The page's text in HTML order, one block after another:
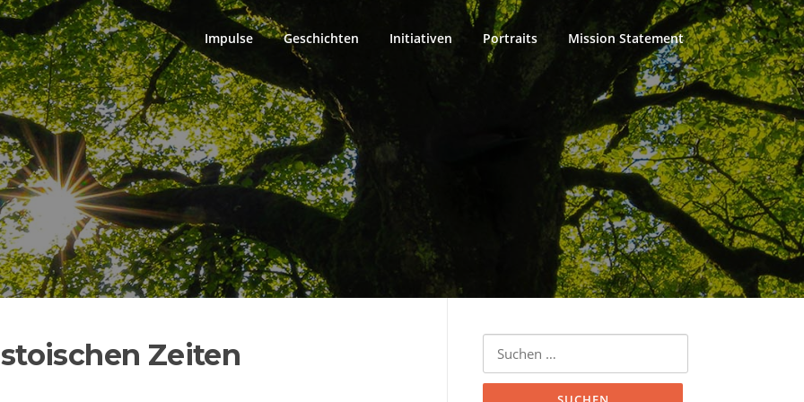
Impulse Geschichten Initiativen Portraits Mission Statement
Zeiten
Suchen